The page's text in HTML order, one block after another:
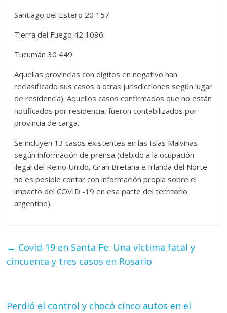
Santiago del Estero 20 157
Tierra del Fuego 42 1096
Tucumán 30 449
Aquellas provincias con dígitos en negativo han
reclasificado sus casos a otras jurisdicciones según lugar
de residencia). Aquellos casos confirmados que no están
notificados por residencia, fueron contabilizados por
provincia de carga.
Se incluyen 13 casos existentes en las Islas Malvinas
según información de prensa (debido a la ocupación
ilegal del Reino Unido, Gran Bretaña e Irlanda del Norte
no es posible contar con información propia sobre el
impacto del COVID -19 en esa parte del territorio
argentino).
← Covid-19 en Santa Fe: Una víctima fatal y
cincuenta y tres casos en Rosario
Perdió el control y chocó cinco autos en el